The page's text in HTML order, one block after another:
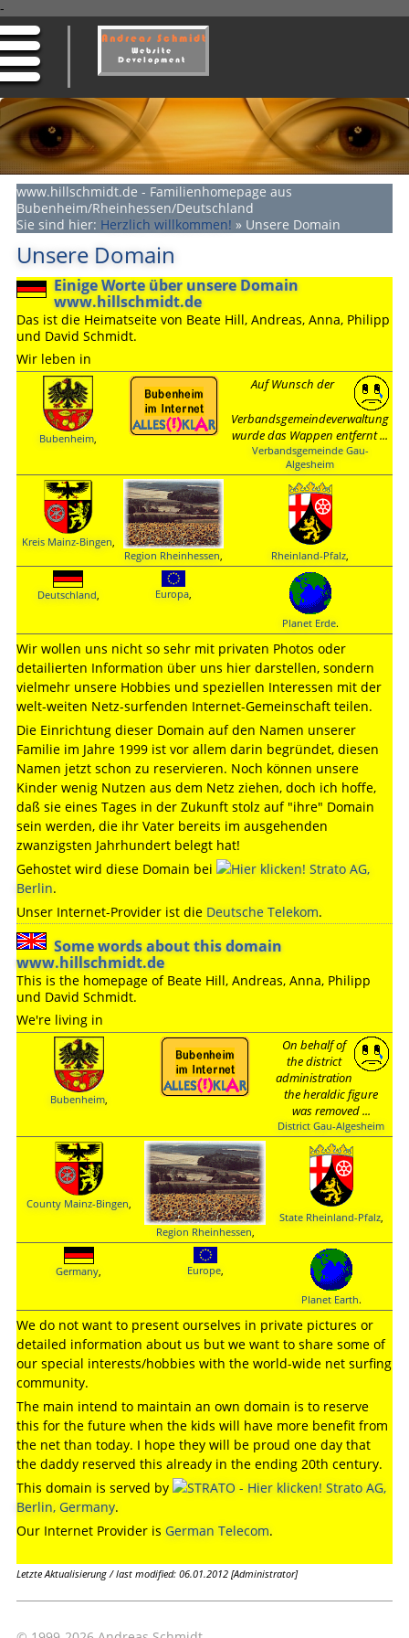
-
www.hillschmidt.de - Familienhomepage aus
Bubenheim/Rheinhessen/Deutschland
Sie sind hier: Herzlich willkommen! » Unsere Domain
Unsere Domain
Einige Worte über unsere Domain
www.hillschmidt.de
Das ist die Heimatseite von Beate Hill, Andreas, Anna, Philipp
und David Schmidt.
Wir leben in
Bubenheim,
Auf Wunsch der
Verbandsgemeindeverwaltung
wurde das Wappen entfernt ...
Verbandsgemeinde Gau-
Algesheim
Kreis Mainz-Bingen
Region Rheinhessen, Rheinland-Pfalz,
Deutschland, Europa,
Planet Erde.
Wir wollen uns nicht so sehr mit privaten Photos oder
detailierten Information über uns hier darstellen, sondern
vielmehr unsere Hobbies und speziellen Interessen mit der
welt-weiten Netz-surfenden Internet-Gemeinschaft teilen.
Die Einrichtung dieser Domain auf den Namen unserer
Familie im Jahre 1999 ist vor allem darin begründet, diesen
Namen jetzt schon zu reservieren. Noch können unsere
Kinder wenig Nutzen aus dem Netz ziehen, doch ich hoffe,
daß sie eines Tages in der Zukunft stolz auf "ihre" Domain
sein werden, die ihr Vater bereits im ausgehenden
zwanzigsten Jahrhundert belegt hat!
Gehostet wird diese Domain bei
Strato AG,
Berlin.
Unser Internet-Provider ist die Deutsche Telekom.
Some words about this domain
www.hillschmidt.de
This is the homepage of Beate Hill, Andreas, Anna, Philipp
und David Schmidt.
We're living in
Bubenheim,
On behalf of
the district
administration
the heraldic figure
was removed ...
District Gau-Algesheim
County Mainz-Bingen
Region Rheinhessen,
State Rheinland-Pfalz,
Germany, Europe,
Planet Earth.
We do not want to present ourselves in private pictures or
detailed information about us but we want to share some of
our special interests/hobbies with the world-wide net surfing
community.
The main intend to maintain an own domain is to reserve
this for the future when the kids will have more benefit from
the net than today. I hope they will be proud one day that
the daddy reserved this already in the ending 20th century.
This domain is served by
Strato AG,
Berlin, Germany.
Our Internet Provider is German Telecom.
Letzte Aktualisierung / last modified: 06.01.2012 [Administrator]